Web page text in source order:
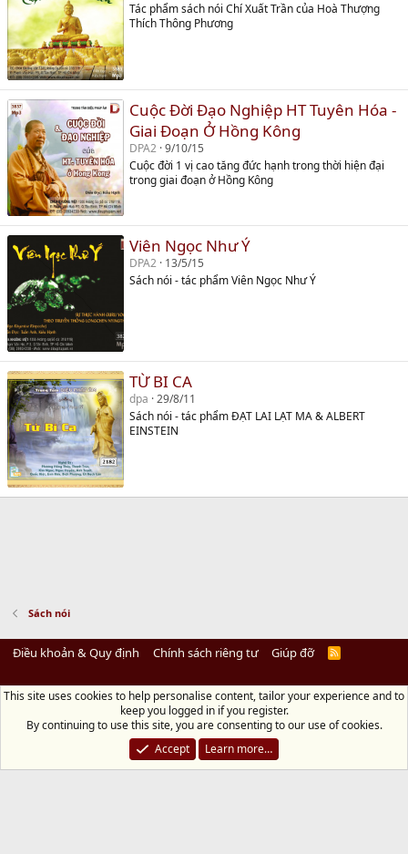
Tác phẩm sách nói Chí Xuất Trần của Hoà Thượng
Thích Thông Phương
Cuộc Đời Đạo Nghiệp HT Tuyên Hóa -
Giai Đoạn Ở Hồng Kông
DPA2 9/10/15
Cuộc đời 1 vị cao tăng đức hạnh trong thời hiện đại
trong giai đoạn ở Hồng Kông
Viên Ngọc Như Ý
DPA2 13/5/15
Sách nói - tác phẩm Viên Ngọc Như Ý
TỪ BI CA
dpa 29/8/11
Sách nói - tác phẩm ĐẠT LAI LẠT MA & ALBERT
EINSTEIN
Sách nói
Điều khoản & Quy định Chính sách riêng tư Giúp đỡ
R
Diệu Pháp Âm
Chùa Diệu Pháp - Số 72/14 Phú Mỹ, Phú Hòa Đông, Củ Chi, TP.HCM
đồ)
Điện thoại: 028.36208438 | Email: bientap@dieuphapam.net
Chủ Nhiệm: Thích Minh Thiền
This site uses cookies to help personalise content, tailor your experience and to
keep you logged in if you register.
By continuing to use this site, you are consenting to our use of cookies.
Accept
Learn more…